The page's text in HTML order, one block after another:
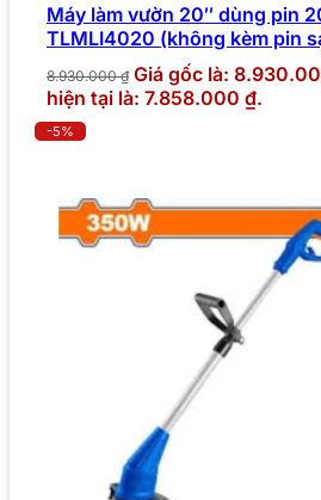
Máy làm vườn 20″ dùng pin
TLMLI4020 (không kèm pin
8.930.000₫ Giá gốc là:
hiện tại là: 7.858.000 ₫.
-5%